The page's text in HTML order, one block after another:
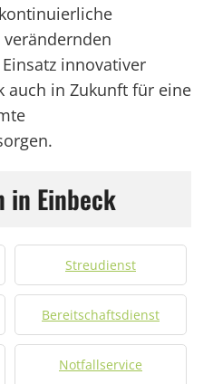
innovativer
auch in Zukunft für eine
in Einbeck
Streudienst
Bereitschaftsdienst
Notfallservice